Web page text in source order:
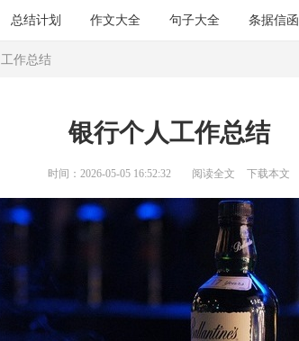
总结计划 作文大全 句子大全 条据信函
工作总结
银行个人工作总结
时间：2026-05-05 16:52:32 阅读全文 下载本文